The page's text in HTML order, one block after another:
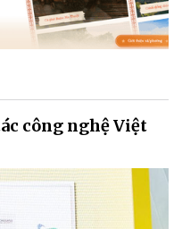
công nghệ Việt